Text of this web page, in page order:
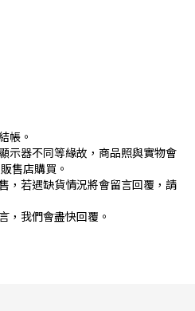
帳。
示器不同等緣故，商品照與實物會
售店購買。
，若遇缺貨情況將會留言回覆，請
，我們會盡快回覆。